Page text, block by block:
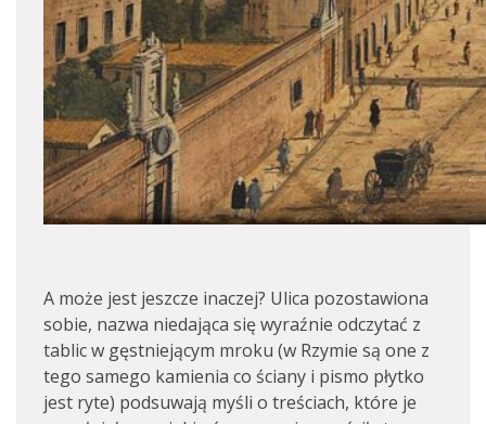
A może jest jeszcze inaczej? Ulica pozostawiona
sobie, nazwa niedająca się wyraźnie odczytać z
tablic w gęstniejącym mroku (w Rzymie są one z
tego samego kamienia co ściany i pismo płytko
jest ryte) podsuwają myśli o treściach, które je